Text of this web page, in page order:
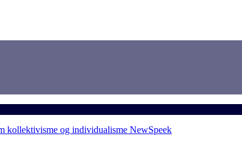
kollektivisme og individualisme NewSpeek